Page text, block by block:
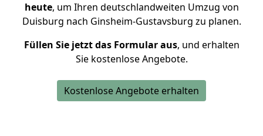
heute, um Ihren deutschlandweiten Umzug von
Duisburg nach Ginsheim-Gustavsburg zu planen.
Füllen Sie jetzt das Formular aus, und erhalten
Sie kostenlose Angebote.
Kostenlose Angebote erhalten